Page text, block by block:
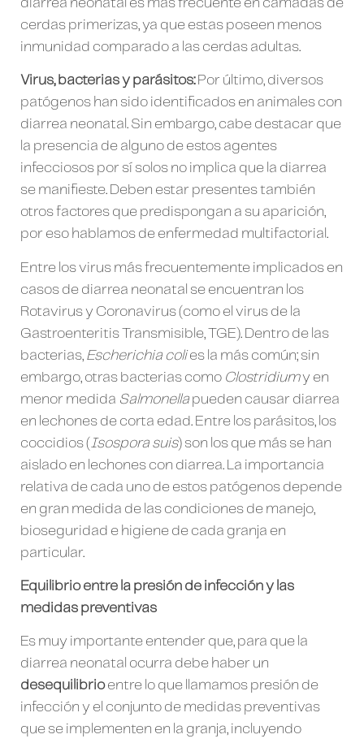
diarrea neonatal es más frecuente en camadas de
cerdas primerizas, ya que estas poseen menos
inmunidad comparado a las cerdas adultas.
Virus, bacterias y parásitos: Por último, diversos
patógenos han sido identificados en animales con
diarrea neonatal. Sin embargo, cabe destacar que
la presencia de alguno de estos agentes
infecciosos por sí solos no implica que la diarrea
se manifieste. Deben estar presentes también
otros factores que predispongan a su aparición,
por eso hablamos de enfermedad multifactorial.
Entre los virus más frecuentemente implicados en
casos de diarrea neonatal se encuentran los
Rotavirus y Coronavirus (como el virus de la
Gastroenteritis Transmisible, TGE). Dentro de las
bacterias, Escherichia colies la más común; sin
embargo, otras bacterias como Clostridiumy en
menor medida Salmonella pueden causar diarrea
en lechones de corta edad. Entre los parásitos, los
coccidios (Isospora suis) son los que más se han
aislado en lechones con diarrea. La importancia
relativa de cada uno de estos patógenos depende
en gran medida de las condiciones de manejo,
bioseguridad e higiene de cada granja en
particular.
Equilibrio entre la presión de infección y las
medidas preventivas
Es muy importante entender que, para que la
diarrea neonatal ocurra debe haber un
desequilibrioentre lo que llamamos presión de
infección y el conjunto de medidas preventivas
que se implementen en la granja, incluyendo